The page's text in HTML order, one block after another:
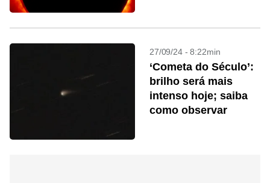
27/09/24 - 8:22min
‘Cometa do Século’:
brilho será mais
intenso hoje; saiba
como observar